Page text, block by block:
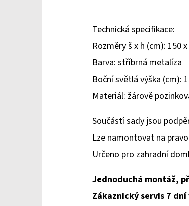
Technická specifikace:
Rozměry š x h (cm): 150
Barva: stříbrná metalíza
Boční světlá výška (cm):
Materiál: žárově
Součástí sady jsou
Lze namontovat na
Určeno pro zahradní
Jednoduchá montáž,
Zákaznický servis 7